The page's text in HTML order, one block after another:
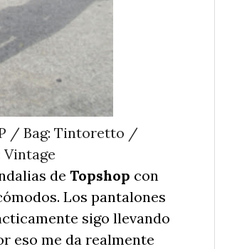
/ Bag: Tintoretto /
de Topshop con
Los pantalones
sigo llevando
eso me da realmente